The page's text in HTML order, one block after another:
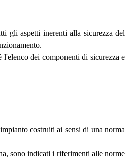
gli aspetti inerenti alla sicurezza del
dei componenti di sicurezza e
costruiti ai sensi di una norma
sono indicati i riferimenti alle norme